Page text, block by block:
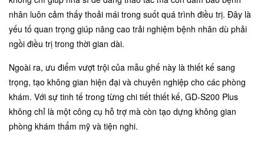
nhân luôn cảm thấy thoải mái trong suốt quá trình điều trị. Đây là
yếu tố quan trọng giúp nâng cao trải nghiệm bệnh nhân dù phải
ngồi điều trị trong thời gian dài.
Ngoài ra, ưu điểm vượt trội của mẫu ghế này là thiết kế sang
trọng, tạo không gian hiện đại và chuyên nghiệp cho các phòng
khám. Với sự tinh tế trong từng chi tiết thiết kế, GD-S200 Plus
không chỉ là một công cụ hỗ trợ mà còn tạo dựng không gian
phòng khám thẩm mỹ và tiện nghi.